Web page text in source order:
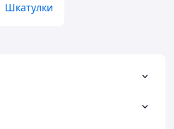
Шкатулки